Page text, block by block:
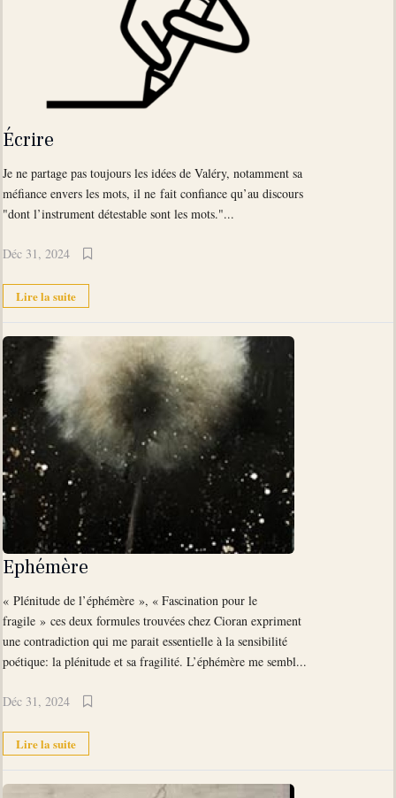
Écrire
Je ne partage pas toujours les idées de Valéry, notamment sa
méfiance envers les mots, il ne fait confiance qu’au discours
"dont l’instrument détestable sont les mots."...
Déc 31, 2024
Lire la suite
Ephémère
« Plénitude de l’éphémère », « Fascination pour le
fragile » ces deux formules trouvées chez Cioran expriment
une contradiction qui me parait essentielle à la sensibilité
poétique: la plénitude et sa fragilité. L’éphémère me sembl...
Déc 31, 2024
Lire la suite